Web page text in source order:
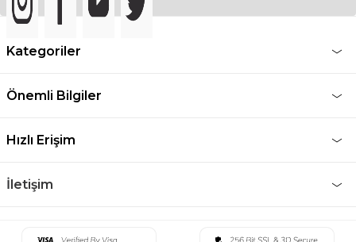
Kategoriler
Önemli Bilgiler
Hızlı Erişim
İletişim